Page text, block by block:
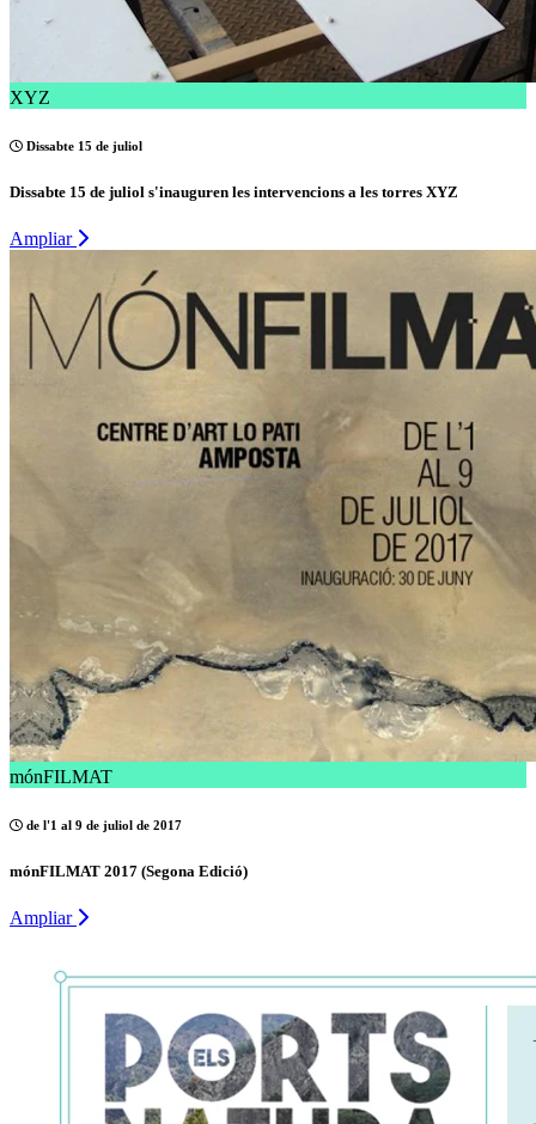
XYZ
Dissabte 15 de juliol
Dissabte 15 de juliol s'inauguren les intervencions a les torres XYZ
Ampliar
mónFILMAT
de l'1 al 9 de juliol de 2017
mónFILMAT 2017 (Segona Edició)
Ampliar